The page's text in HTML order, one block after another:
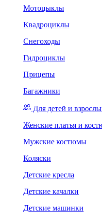
Мотоцыклы
Квадроциклы
Снегоходы
Гидроциклы
Прицепы
Багажники
Для детей и
Женские платья и
Мужские костюмы
Коляски
Детские кресла
Детские качалки
Детские машинки